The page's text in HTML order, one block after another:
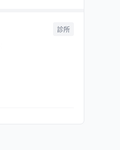
診所